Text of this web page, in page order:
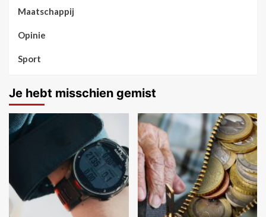
Maatschappij
Opinie
Sport
Je hebt misschien gemist